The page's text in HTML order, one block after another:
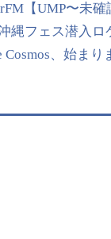
【UMP〜未
縄フェス潜入ロ
Cosmos、始まり